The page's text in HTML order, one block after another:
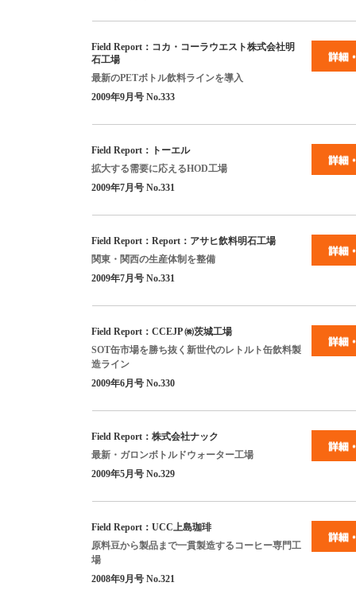
Field Report ：コカ・コーラウエスト株式会社明
石工場
最新のPETボトル飲料ラインを導入
2009年9月号 No.333
Field Report ：トーエル
拡大する需要に応えるHOD工場
2009年7月号 No.331
Field Report ：Report ：アサヒ飲料明石工場
関東・関西の生産体制を整備
2009年7月号 No.331
Field Report ：CCEJP㈱茨城工場
SOT缶市場を勝ち抜く新世代のレトルト缶飲料製
造ライン
2009年6月号 No.330
Field Report ：株式会社ナック
最新・ガロンボトルドウォーター工場
2009年5月号 No.329
Field Report ：UCC上島珈琲
原料豆から製品まで一貫製造するコーヒー専門工
場
2008年9月号 No.321